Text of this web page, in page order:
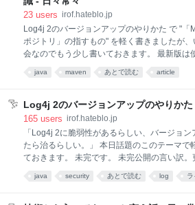
は説明。 前提 SDKMAN! でGradleをインスト
ジョンアップも一緒です。install で新しいの
らインストールしてくれる。 sdk install gradle
sdk upgrade gradle なんだろうけど、up
23 users irof.hateblo.jp
Log4j 2のバージョンアップのやりかた で "「
ポジトリ」の指すもの" を軽く書きましたが、
会なのでもう少し書いておきます。 最新版は
https://twitter.com/irof/status/
こういうツイートをしまして。 見てる順番は
GitHubのLog4j 2のタグ一覧、Central
log4j-apiディレクトリです。 ツイートの状態
「Log4j 2はリリース成功してからタグ作るで
るんだなぁ」とか、リリース成功したら自動で
ってるわけでもないのかなぁとか思いました。
きです。リリース失敗したら消したくなるけ
java maven あとで読む article
Log4j 2のバージョンアップのやりかた
165 users irof.hateblo.jp
「Log4j 2に脆弱性があるらしい、バージョン
たら治るらしい。」 本日話題のこのテーマで
ておきます。 未完です。 未完公開の言い訳。
内容は最後に書いてます。大きな間違いは（今
こ）ないので、よかった。 2021-12-20追記:
java security あとで読む log ラ